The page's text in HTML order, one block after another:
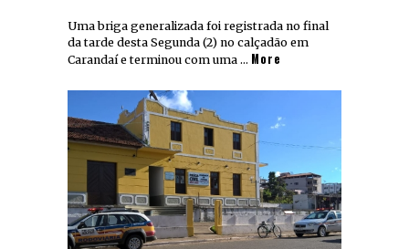
Uma briga generalizada foi registrada no final
da tarde desta Segunda (2) no calçadão em
Carandaí e terminou com uma … More